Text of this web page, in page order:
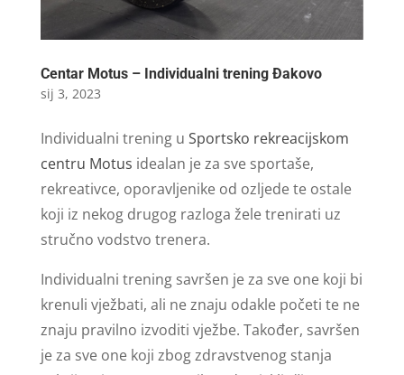
Centar Motus – Individualni trening Đakovo
sij 3, 2023
Individualni trening u Sportsko rekreacijskom
centru Motus idealan je za sve sportaše,
rekreativce, oporavljenike od ozljede te ostale
koji iz nekog drugog razloga žele trenirati uz
stručno vodstvo trenera.
Individualni trening savršen je za sve one koji bi
krenuli vježbati, ali ne znaju odakle početi te ne
znaju pravilno izvoditi vježbe. Također, savršen
je za sve one koji zbog zdravstvenog stanja